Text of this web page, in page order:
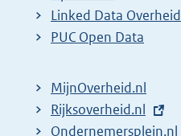
e
r
l
i
Linked Data Overheid
PUC Open Data
MijnOverheid.nl
E
x
Rijksoverheid.nl
E
Ondernemersplein.nl